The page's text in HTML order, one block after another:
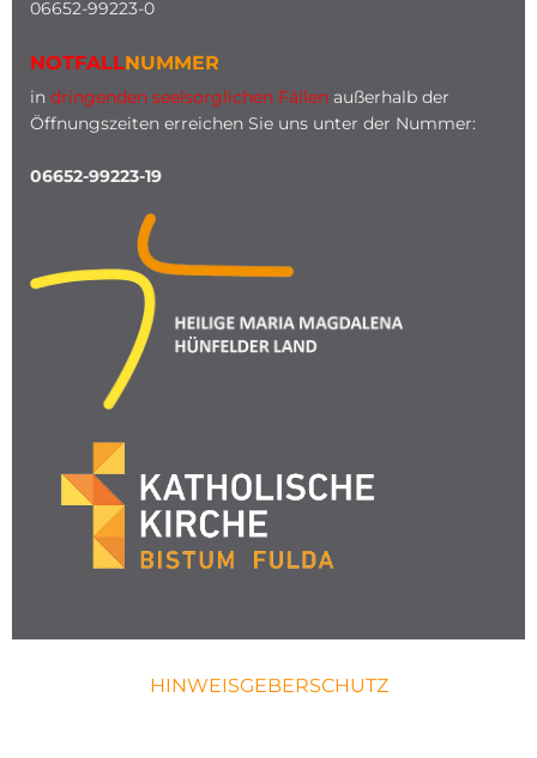
06652-99223-0
NOTFALLNUMMER
in dringenden seelsorglichen Fällen außerhalb der
Öffnungszeiten erreichen Sie uns unter der Nummer:
06652-99223-19
HINWEISGEBERSCHUTZ